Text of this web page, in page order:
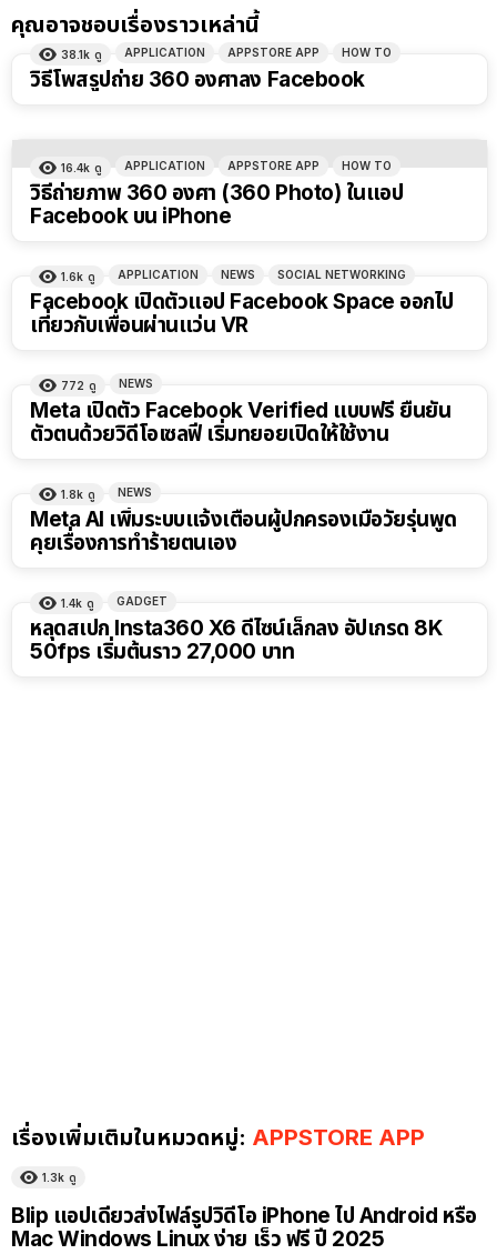
คุณอาจชอบเรื่องราวเหล่านี้
38.1k ดู APPLICATION APPSTORE APP HOW TO
วิธีโพสรูปถ่าย 360 องศาลง Facebook
16.4k ดู APPLICATION APPSTORE APP HOW TO
วิธีถ่ายภาพ 360 องศา (360 Photo) ในแอป
Facebook บน iPhone
1.6k ดู APPLICATION NEWS SOCIAL NETWORKING
Facebook เปิดตัวแอป Facebook Space ออกไป
เที่ยวกับเพื่อนผ่านแว่น VR
772 ดู NEWS
Meta เปิดตัว Facebook Verified แบบฟรี ยืนยัน
ตัวตนด้วยวิดีโอเซลฟี เริ่มทยอยเปิดให้ใช้งาน
1.8k ดู NEWS
Meta AI เพิ่มระบบแจ้งเตือนผู้ปกครองเมื่อวัยรุ่นพูด
คุยเรื่องการทำร้ายตนเอง
1.4k ดู GADGET
หลุดสเปก Insta360 X6 ดีไซน์เล็กลง อัปเกรด 8K
50fps เริ่มต้นราว 27,000 บาท
เรื่องเพิ่มเติมในหมวดหมู่: APPSTORE APP
1.3k ดู
Blip แอปเดียวส่งไฟล์รูปวิดีโอ iPhone ไป Android หรือ
Mac Windows Linux ง่าย เร็ว ฟรี ปี 2025